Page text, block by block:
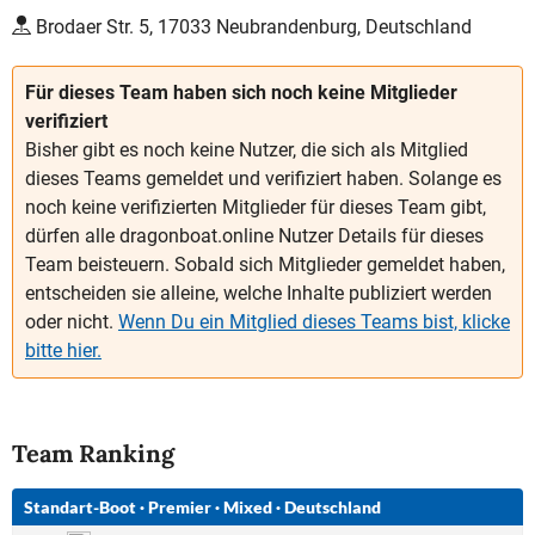
Für dieses Team haben sich noch keine Mitglieder
verifiziert
Bisher gibt es noch keine Nutzer, die sich als Mitglied
dieses Teams gemeldet und verifiziert haben. Solange es
noch keine verifizierten Mitglieder für dieses Team gibt,
dürfen alle dragonboat.online Nutzer Details für dieses
Team beisteuern. Sobald sich Mitglieder gemeldet haben,
entscheiden sie alleine, welche Inhalte publiziert werden
oder nicht. Wenn Du ein Mitglied dieses Teams bist, klicke
bitte hier.
Team Ranking
Standart-Boot·Premier·Mixed·Deutschland
Brodaer Str. 5, 17033 Neubrandenburg, Deutschland